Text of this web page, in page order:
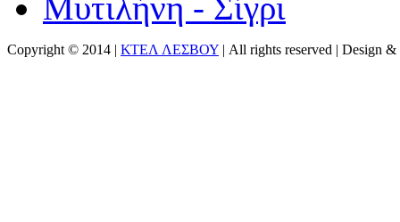
Μυτιλήνη - Σίγρι
Copyright © 2014 | ΚΤΕΛ ΛΕΣΒΟΥ | All rights reserved | Design &